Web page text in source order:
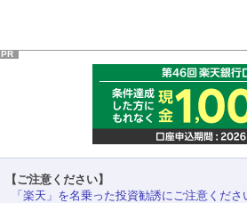
PR
【ご注意ください】
「楽天」を名乗った投資勧誘にご注意くださ